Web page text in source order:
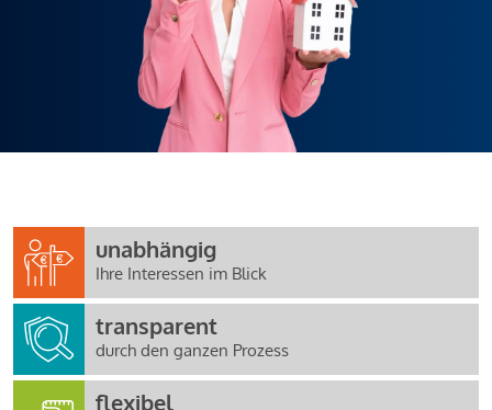
unabhängig
Ihre Interessen im Blick
transparent
durch den ganzen Prozess
flexibel